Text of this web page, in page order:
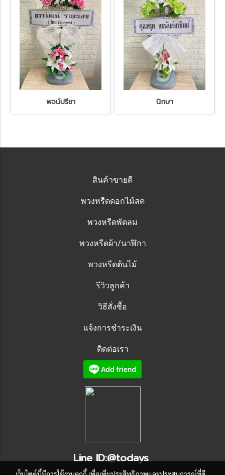
พจน์ปรีชา นิกษา
สินค้าขายดี
พวงหรีดดอกไม้สด
พวงหรีดพัดลม
พวงหรีดผ้า/นาฬิกา
พวงหรีดต้นไม้
รีวิวลูกค้า
วิธีสั่งซื้อ
แจ้งการชำระเงิน
ติดต่อเรา
Line ID:@todays